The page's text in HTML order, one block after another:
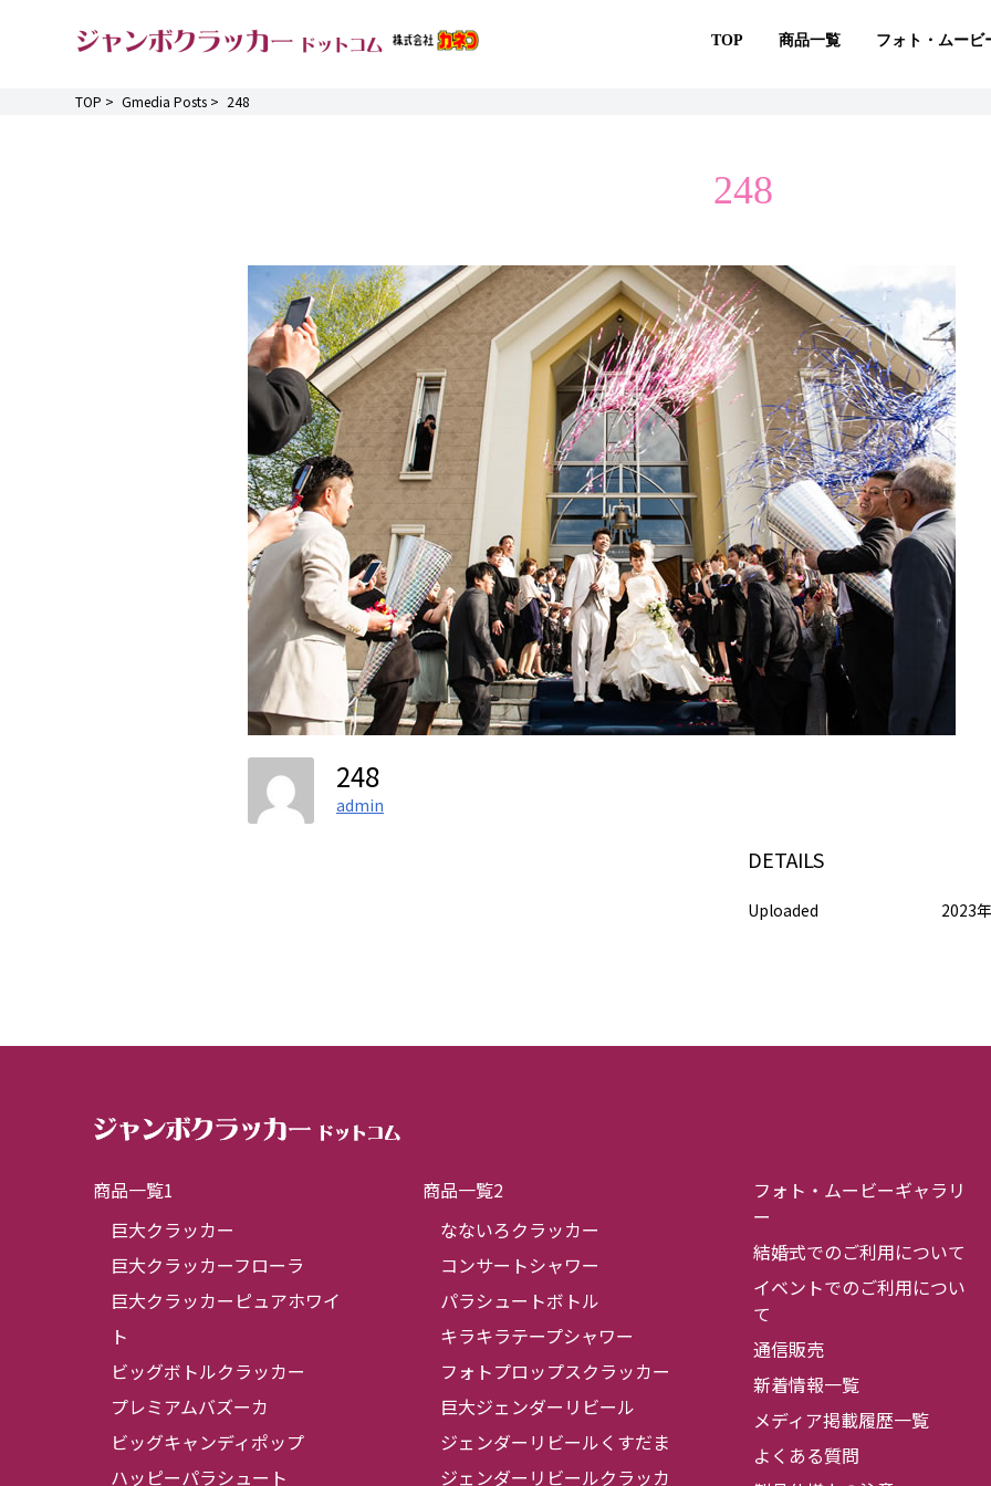
TOP 商品一覧 フォト・ムービ
TOP > Gmedia Posts > 248
248
248
admin
DETAILS
Uploaded 2023
商品一覧1
巨大クラッカー
巨大クラッカーフローラ
巨大クラッカーピュアホワイ
ト
ビッグボトルクラッカー
プレミアムバズーカ
ビッグキャンディポップ
ハッピーパラシュート
商品一覧2
なないろクラッカー
コンサートシャワー
パラシュートボトル
キラキラテープシャワー
フォトプロップスクラッカー
巨大ジェンダーリビール
ジェンダーリビールくすだま
ジェンダーリビールクラッカ
フォト・ムービーギャラリ
ー
結婚式でのご利用について
イベントでのご利用につい
て
通信販売
新着情報一覧
メディア掲載履歴一覧
よくある質問